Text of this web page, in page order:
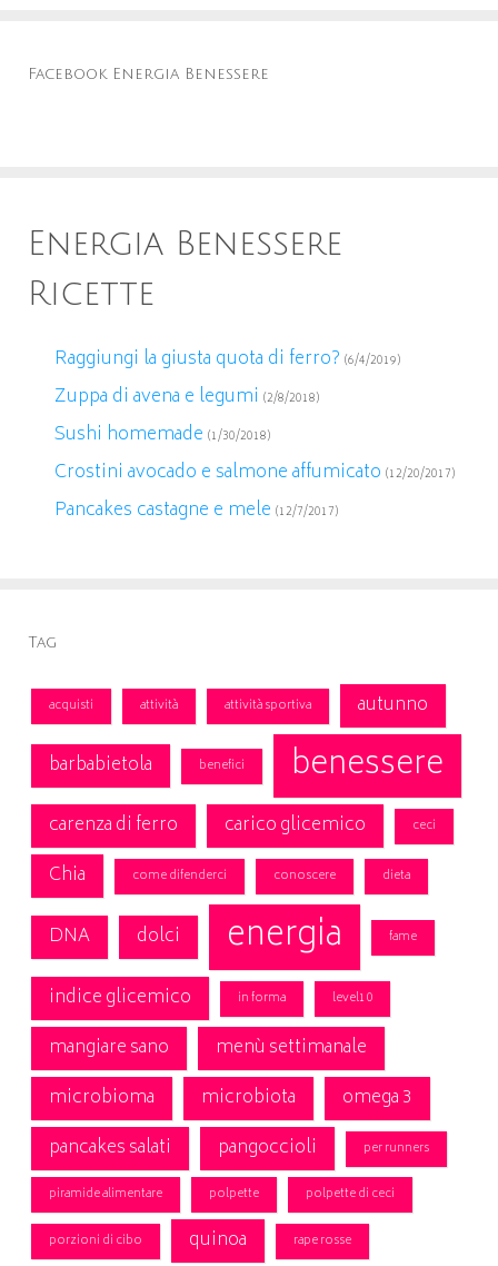
Facebook Energia Benessere
Energia Benessere
Ricette
Raggiungi la giusta quota di ferro? (6/4/2019)
Zuppa di avena e legumi (2/8/2018)
Sushi homemade (1/30/2018)
Crostini avocado e salmone affumicato (12/20/2017)
Pancakes castagne e mele (12/7/2017)
Tag
acquisti attività attività sportiva
autunno
barbabietola
benefici benessere
carenza di ferro carico glicemico ceci
Chia come difenderci conoscere dieta
DNA dolci energia fame
indice glicemico in forma level10
mangiare sano
menù settimanale
microbioma
microbiota
omega 3
pancakes salati
pangoccioli per runners
piramide alimentare polpette polpette di ceci
porzioni di cibo quinoa rape rosse